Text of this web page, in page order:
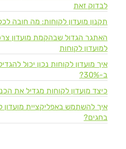
לבדוק זאת
תקנון מועדון לקוחות: מה חובה
האתגר הגדול שבהקמת מועדון
למועדון לקוחות
איך מועדון לקוחות נכון יכול
ב-30%?
כיצד מועדון לקוחות מגדיל את
איך להשתמש באפליקציית מועדון
בחגים?